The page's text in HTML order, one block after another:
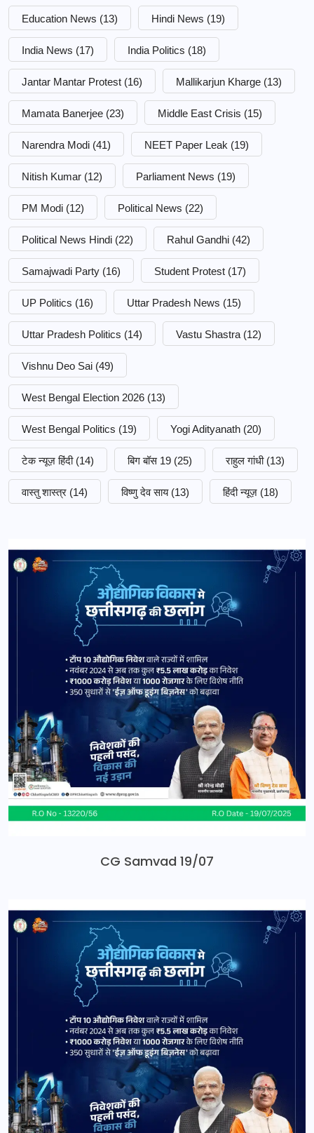
Education News (13) Hindi News (19)
India News (17) India Politics (18)
Jantar Mantar Protest (16) Mallikarjun Kharge (13)
Mamata Banerjee (23) Middle East Crisis (15)
Narendra Modi (41) NEET Paper Leak (19)
Nitish Kumar (12) Parliament News (19)
PM Modi (12) Political News (22)
Political News Hindi (22) Rahul Gandhi (42)
Samajwadi Party (16) Student Protest (17)
UP Politics (16) Uttar Pradesh News (15)
Uttar Pradesh Politics (14) Vastu Shastra (12)
Vishnu Deo Sai (49)
West Bengal Election 2026 (13)
West Bengal Politics (19) Yogi Adityanath (20)
टेक न्यूज़ हिंदी (14) बिग बॉस 19 (25) राहुल गांधी (13)
वास्तु शास्त्र (14) विष्णु देव साय (13) हिंदी न्यूज़ (18)
CG Samvad 19/07